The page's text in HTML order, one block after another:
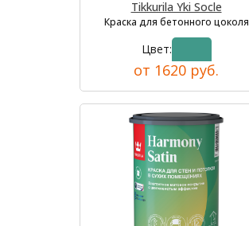
Tikkurila Yki Socle
Краска для бетонного цоколя
Цвет:
от 1620 руб.